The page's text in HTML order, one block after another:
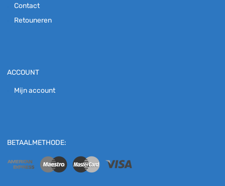
Contact
Retouneren
ACCOUNT
Mijn account
BETAALMETHODE: